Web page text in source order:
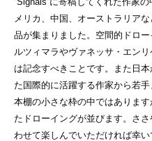
メリカ、中国、オーストラリア
品が集まりました。空間的ドロ
ルツィマラやヴァネッサ・エン
は記念すべきことです。また日
た国際的に活躍する作家から若
本棚の小さな枠の中ではありま
たドローイングが並びます。さ
わせて楽しんでいただければ幸い